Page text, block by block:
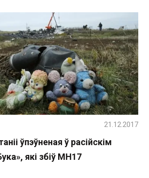
ўпэўненая ў расійскім
які збіў MH17
21.12.2017